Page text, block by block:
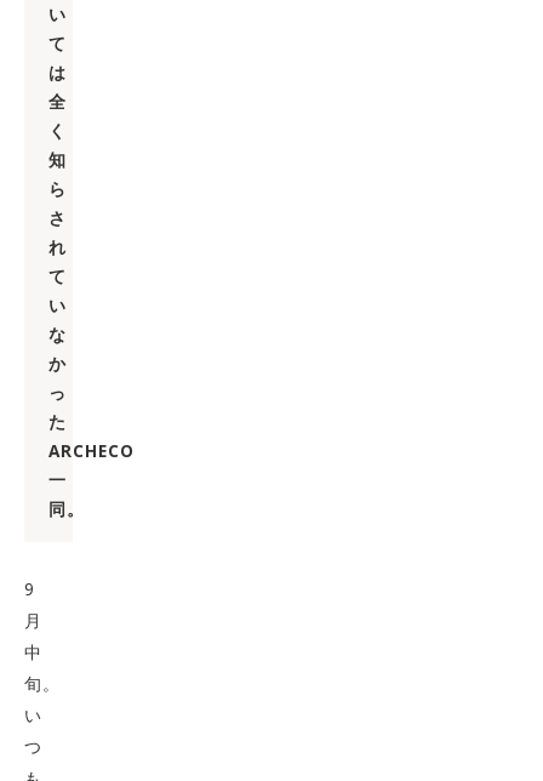
い
て
は
全
く
知
ら
さ
れ
て
い
な
か
っ
た
ARCHECO
一
同。
9
月
中
旬。
い
つ